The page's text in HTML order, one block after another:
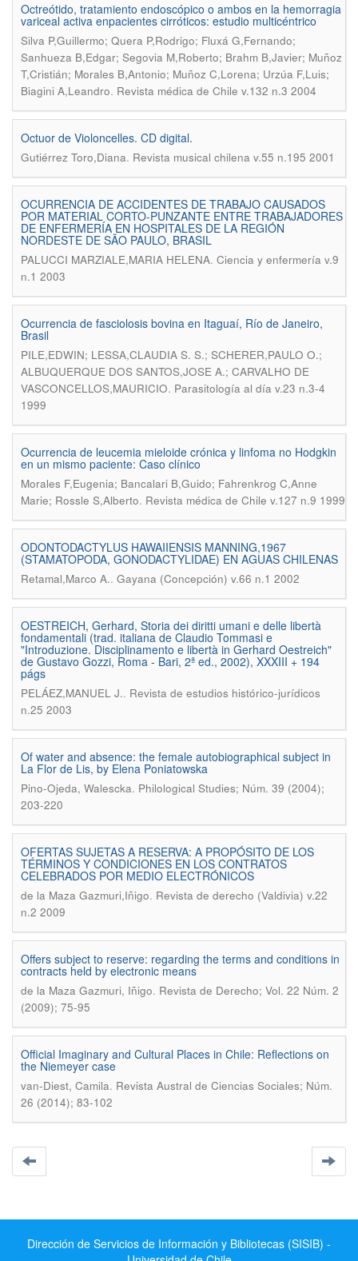
Octreótido, tratamiento endoscópico o ambos en la hemorragia
variceal activa enpacientes cirróticos: estudio multicéntrico
Silva P,Guillermo; Quera P,Rodrigo; Fluxá G,Fernando;
Sanhueza B,Edgar; Segovia M,Roberto; Brahm B,Javier; Muñoz
T,Cristián; Morales B,Antonio; Muñoz C,Lorena; Urzúa F,Luis;
Biagini A,Leandro. Revista médica de Chile v.132 n.3 2004
Octuor de Violoncelles. CD digital.
Gutiérrez Toro,Diana. Revista musical chilena v.55 n.195 2001
OCURRENCIA DE ACCIDENTES DE TRABAJO CAUSADOS
POR MATERIAL CORTO-PUNZANTE ENTRE TRABAJADORES
DE ENFERMERÍA EN HOSPITALES DE LA REGIÓN
NORDESTE DE SÃO PAULO, BRASIL
PALUCCI MARZIALE,MARIA HELENA. Ciencia y enfermería v.9
n.1 2003
Ocurrencia de fasciolosis bovina en Itaguaí, Río de Janeiro,
Brasil
PILE,EDWIN; LESSA,CLAUDIA S. S.; SCHERER,PAULO O.;
ALBUQUERQUE DOS SANTOS,JOSE A.; CARVALHO DE
VASCONCELLOS,MAURICIO. Parasitología al día v.23 n.3-4
1999
Ocurrencia de leucemia mieloide crónica y linfoma no Hodgkin
en un mismo paciente: Caso clínico
Morales F,Eugenia; Bancalari B,Guido; Fahrenkrog C,Anne
Marie; Rossle S,Alberto. Revista médica de Chile v.127 n.9 1999
ODONTODACTYLUS HAWAIIENSIS MANNING,1967
(STAMATOPODA, GONODACTYLIDAE) EN AGUAS CHILENAS
Retamal,Marco A.. Gayana (Concepción) v.66 n.1 2002
OESTREICH, Gerhard, Storia dei diritti umani e delle libertà
fondamentali (trad. italiana de Claudio Tommasi e
"Introduzione. Disciplinamento e libertà in Gerhard Oestreich"
de Gustavo Gozzi, Roma - Bari, 2ª ed., 2002), XXXIII + 194
págs
PELÁEZ,MANUEL J.. Revista de estudios histórico-jurídicos
n.25 2003
Of water and absence: the female autobiographical subject in
La Flor de Lis, by Elena Poniatowska
Pino-Ojeda, Walescka. Philological Studies; Núm. 39 (2004);
203-220
OFERTAS SUJETAS A RESERVA: A PROPÓSITO DE LOS
TÉRMINOS Y CONDICIONES EN LOS CONTRATOS
CELEBRADOS POR MEDIO ELECTRÓNICOS
de la Maza Gazmuri,Iñigo. Revista de derecho (Valdivia) v.22
n.2 2009
Offers subject to reserve: regarding the terms and conditions in
contracts held by electronic means
de la Maza Gazmuri, Iñigo. Revista de Derecho; Vol. 22 Núm. 2
(2009); 75-95
Official Imaginary and Cultural Places in Chile: Reflections on
the Niemeyer case
van-Diest, Camila. Revista Austral de Ciencias Sociales; Núm.
26 (2014); 83-102
Dirección de Servicios de Información y Bibliotecas (SISIB) -